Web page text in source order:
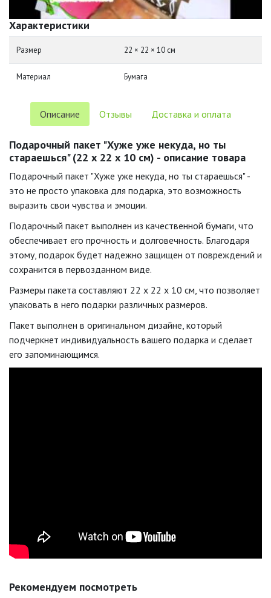
Характеристики
Размер 22 × 22 × 10 см
Материал Бумага
Описание Отзывы Доставка и оплата
Подарочный пакет "Хуже уже некуда, но ты
стараешься" (22 х 22 х 10 см) - описание товара
Подарочный пакет "Хуже уже некуда, но ты стараешься" -
это не просто упаковка для подарка, это возможность
выразить свои чувства и эмоции.
Подарочный пакет выполнен из качественной бумаги, что
обеспечивает его прочность и долговечность. Благодаря
этому, подарок будет надежно защищен от повреждений и
сохранится в первозданном виде.
Размеры пакета составляют 22 х 22 х 10 см, что позволяет
упаковать в него подарки различных размеров.
Пакет выполнен в оригинальном дизайне, который
подчеркнет индивидуальность вашего подарка и сделает
его запоминающимся.
Рекомендуем посмотреть